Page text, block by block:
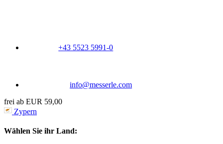
+43 5523 5991-0
info@messerle.com
frei ab EUR 59,00
Zypern
Wählen Sie ihr Land: